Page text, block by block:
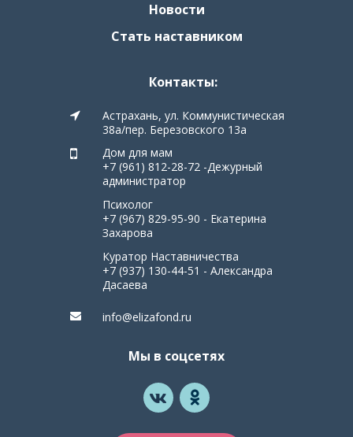
Новости
Стать наставником
Контакты:
Астрахань, ул. Коммунистическая
38а/пер. Березовского 13а
Дом для мам
+7 (961) 812-28-72 -Дежурный
администратор
Психолог
+7 (967) 829-95-90 - Екатерина
Захарова
Куратор Наставничества
+7 (937) 130-44-51 - Александра
Дасаева
info@elizafond.ru
Мы в соцсетях